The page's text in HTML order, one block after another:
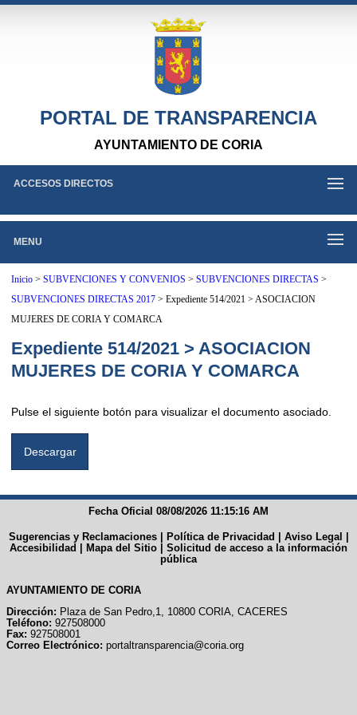
PORTAL DE TRANSPARENCIA
AYUNTAMIENTO DE CORIA
ACCESOS DIRECTOS
MENU
Inicio >SUBVENCIONES Y CONVENIOS >SUBVENCIONES DIRECTAS >
SUBVENCIONES DIRECTAS 2017 >Expediente 514/2021 > ASOCIACION
MUJERES DE CORIA Y COMARCA
Expediente 514/2021 > ASOCIACION
MUJERES DE CORIA Y COMARCA
Pulse el siguiente botón para visualizar el documento asociado.
Fecha Oficial 08/08/2026 11:15:16 AM
Sugerencias y Reclamaciones| Política de Privacidad | Aviso Legal |
Accesibilidad | Mapa del Sitio | Solicitud de acceso a la información
pública
AYUNTAMIENTO DE CORIA
Dirección: Plaza de San Pedro,1, 10800 CORIA, CACERES
Teléfono: 927508000
Fax: 927508001
Correo Electrónico: portaltransparencia@coria.org